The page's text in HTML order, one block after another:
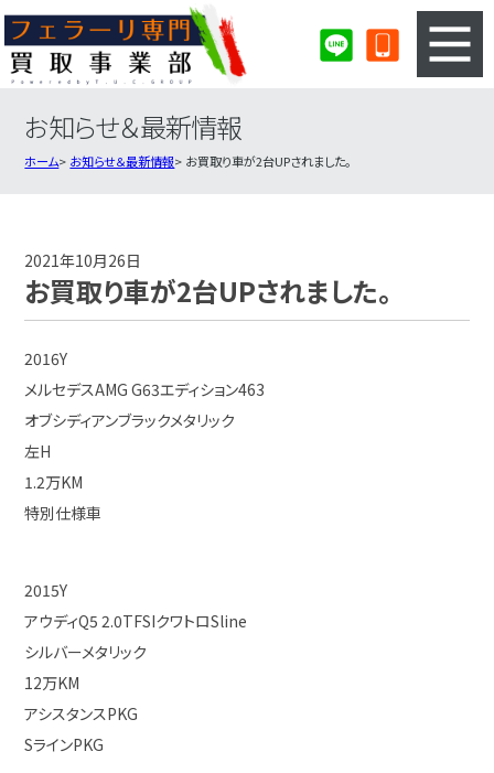
3ステップのカンタン査定
フェラーリ買取実績
お知らせ＆最新情報
ホーム お知らせ＆最新情報 お買取り車が2台UPされました。
2021年10月26日
お買取り車が2台UPされました。
2016Y
メルセデスAMG G63エディション463
オブシディアンブラックメタリック
左H
1.2万KM
特別仕様車
2015Y
アウディQ5 2.0TFSIクワトロSline
シルバーメタリック
12万KM
アシスタンスPKG
SラインPKG